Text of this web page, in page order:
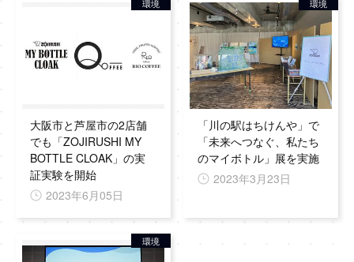
環境
大阪市と芦屋市の2店舗
でも「ZOJIRUSHI MY
BOTTLE CLOAK」の実
証実験を開始
2023年6月05日
環境
「川の駅はちけんや」で
「未来へつなぐ、私たち
のマイボトル」展を実施
2023年3月23日
環境